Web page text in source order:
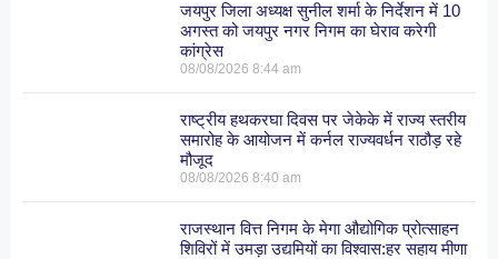
जयपुर जिला अध्यक्ष सुनील शर्मा के निर्देशन में 10
अगस्त को जयपुर नगर निगम का घेराव करेगी
कांग्रेस
08/08/20268:44 am
राष्ट्रीय हथकरघा दिवस पर जेकेके में राज्य स्तरीय
समारोह के आयोजन में कर्नल राज्यवर्धन राठौड़ रहे
मौजूद
08/08/20268:40 am
राजस्थान वित्त निगम के मेगा औद्योगिक प्रोत्साहन
शिविरों में उमड़ा उद्यमियों का विश्वास:हर सहाय मीणा